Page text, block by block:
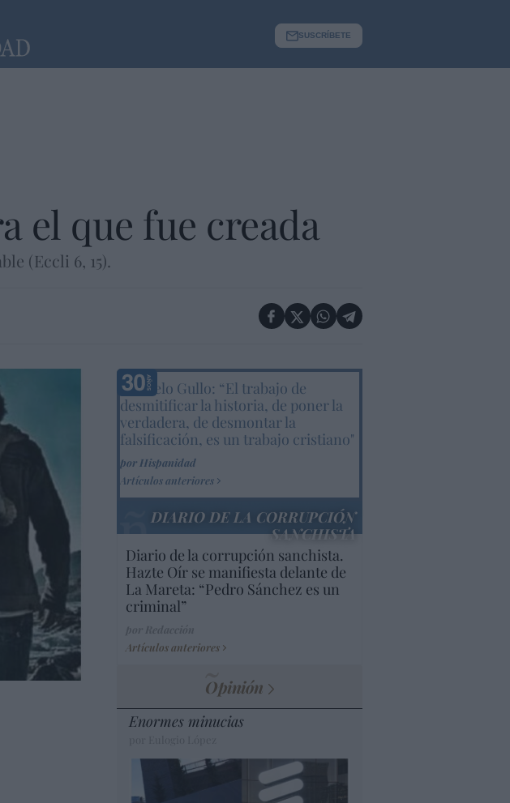
SUSCRÍBETE
el que fue creada
(Eccli 6, 15).
Marcelo Gullo: “El trabajo de
desmitificar la historia, de poner la
verdadera, de desmontar la
falsificación, es un trabajo cristiano"
por Hispanidad
Artículos anteriores
DIARIO DE LA CORRUPCIÓN
SANCHISTA
Diario de la corrupción sanchista.
Hazte Oír se manifiesta delante de
La Mareta: “Pedro Sánchez es un
criminal”
Artículos anteriores
Opinión
Enormes minucias